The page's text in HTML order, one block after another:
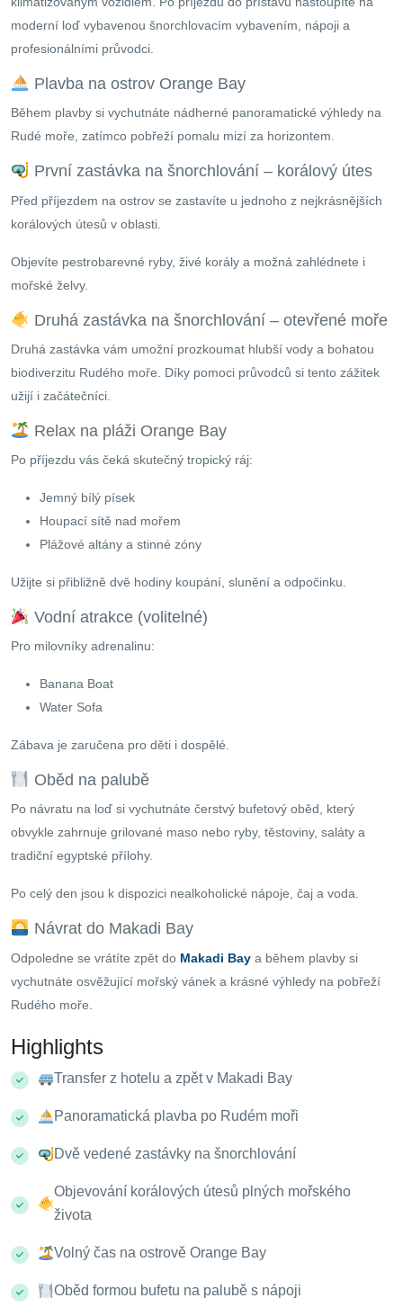
moderní loď vybavenou šnorchlovacím vybavením, nápoji a
profesionálními průvodci.
Plavba na ostrov Orange Bay
Během plavby si vychutnáte nádherné panoramatické výhledy na
Rudé moře, zatímco pobřeží pomalu mizí za horizontem.
První zastávka na šnorchlování – korálový útes
Před příjezdem na ostrov se zastavíte u jednoho z nejkrásnějších
korálových útesů v oblasti.
Objevíte pestrobarevné ryby, živé korály a možná zahlédnete i
mořské želvy.
Druhá zastávka na šnorchlování – otevřené moře
Druhá zastávka vám umožní prozkoumat hlubší vody a bohatou
biodiverzitu Rudého moře. Díky pomoci průvodců si tento zážitek
užijí i začátečníci.
Relax na pláži Orange Bay
Po příjezdu vás čeká skutečný tropický ráj:
Jemný bílý písek
Houpací sítě nad mořem
Plážové altány a stinné zóny
Užijte si přibližně dvě hodiny koupání, slunění a odpočinku.
Vodní atrakce (volitelné)
Pro milovníky adrenalinu:
Banana Boat
Water Sofa
Zábava je zaručena pro děti i dospělé.
Oběd na palubě
Po návratu na loď si vychutnáte čerstvý bufetový oběd, který
obvykle zahrnuje grilované maso nebo ryby, těstoviny, saláty a
tradiční egyptské přílohy.
Po celý den jsou k dispozici nealkoholické nápoje, čaj a voda.
Návrat do Makadi Bay
Odpoledne se vrátíte zpět do Makadi Bay a během plavby si
vychutnáte osvěžující mořský vánek a krásné výhledy na pobřeží
Rudého moře.
Highlights
Transfer z hotelu a zpět v Makadi Bay
Panoramatická plavba po Rudém moři
Dvě vedené zastávky na šnorchlování
Objevování korálových útesů plných mořského
života
Volný čas na ostrově Orange Bay
Oběd formou bufetu na palubě s nápoji